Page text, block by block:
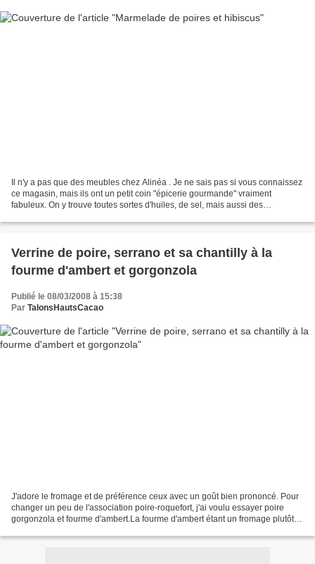
Il n'y a pas que des meubles chez Alinéa . Je ne sais pas si vous connaissez
ce magasin, mais ils ont un petit coin "épicerie gourmande" vraiment
fabuleux. On y trouve toutes sortes d'huiles, de sel, mais aussi des
Verrine de poire, serrano et sa chantilly à la
fourme d'ambert et gorgonzola
Publié le 08/03/2008 à 15:38
Par TalonsHautsCacao
J'adore le fromage et de préférence ceux avec un goût bien prononcé. Pour
changer un peu de l'association poire-roquefort, j'ai voulu essayer poire
gorgonzola et fourme d'ambert.La fourme d'ambert étant un fromage plutôt